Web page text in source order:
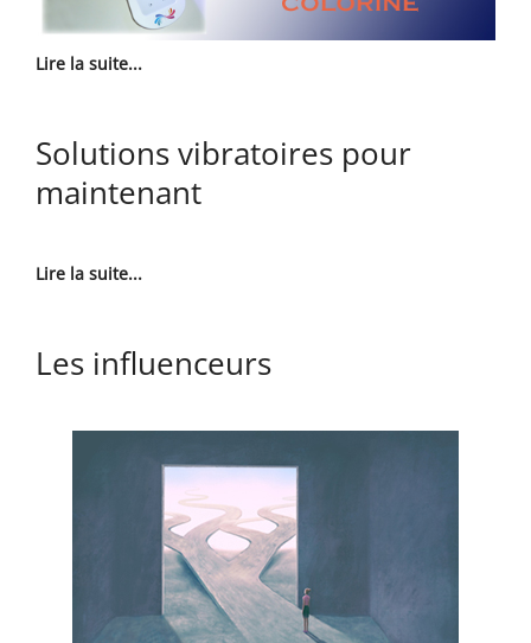
Lire la suite...
Solutions vibratoires pour
maintenant
Lire la suite...
Les influenceurs